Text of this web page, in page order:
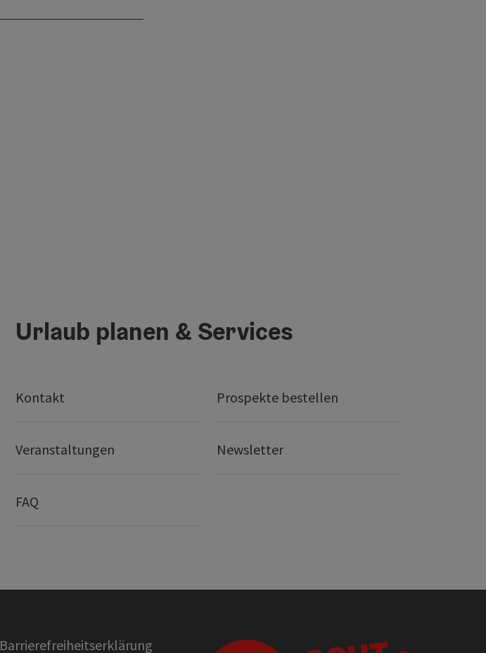
Urlaub planen & Services
Kontakt Prospekte bestellen
Veranstaltungen Newsletter
FAQ
Barrierefreiheitserklärung